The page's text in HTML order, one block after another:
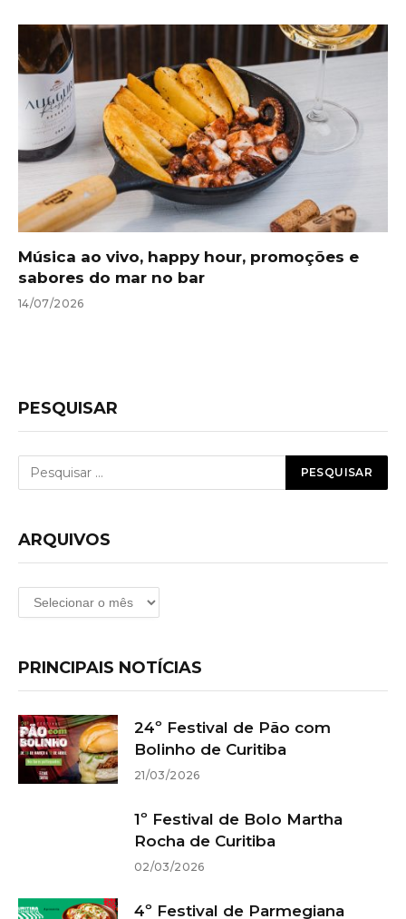
Música ao vivo, happy hour, promoções e
sabores do mar no bar
14/07/2026
PESQUISAR
ARQUIVOS
Arquivos
PRINCIPAIS NOTÍCIAS
24º Festival de Pão com
Bolinho de Curitiba
21/03/2026
1º Festival de Bolo Martha
Rocha de Curitiba
02/03/2026
4º Festival de Parmegiana